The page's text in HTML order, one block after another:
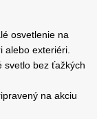
osvetlenie na
alebo exteriéri.
svetlo bez ťažkých
na akciu